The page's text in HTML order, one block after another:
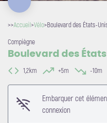
>>Accueil>Vélo>Boulevard des États-
Compiègne
Boulevard des
1,2km +5m -10m
Embarquer cet
connexion